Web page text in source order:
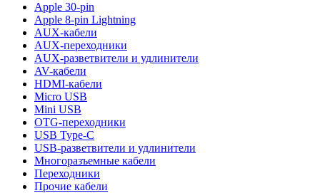
Apple 30-pin
Apple 8-pin Lightning
AUX-кабели
AUX-переходники
AUX-разветвители и удлинители
AV-кабели
HDMI-кабели
Micro USB
Mini USB
OTG-переходники
USB Type-C
USB-разветвители и удлинители
Многоразъемные кабели
Переходники
Прочие кабели